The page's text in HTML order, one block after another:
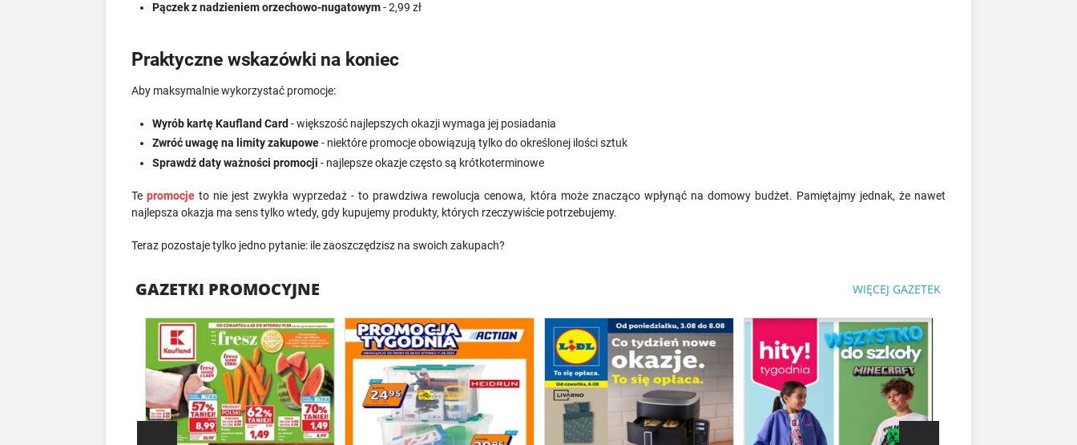
Pączek z nadzieniem orzechowo-nugatowym- 2,99 zł
Praktyczne wskazówki na koniec
Aby maksymalnie wykorzystać promocje:
Wyrób kartę Kaufland Card - większość najlepszych okazji wymaga jej posiadania
Zwróć uwagę na limity zakupowe- niektóre promocje obowiązują tylko do określonej ilości sztuk
Sprawdź daty ważności promocji - najlepsze okazje często są krótkoterminowe
Tepromocje to nie jest zwykła wyprzedaż - to prawdziwa rewolucja cenowa, która może znacząco wpłynąć na domowy budżet. Pamiętajmy jednak, że nawet
najlepsza okazja ma sens tylko wtedy, gdy kupujemy produkty, których rzeczywiście potrzebujemy.
Teraz pozostaje tylko jedno pytanie: ile zaoszczędzisz na swoich zakupach?